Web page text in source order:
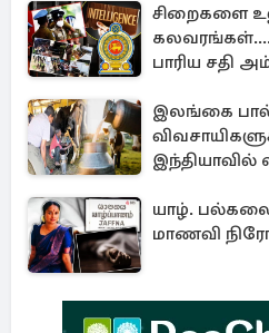
சிறைகளை
பாரிய சதி
இலங்கை
இந்தியாவில்
யாழ்.
மாணவி